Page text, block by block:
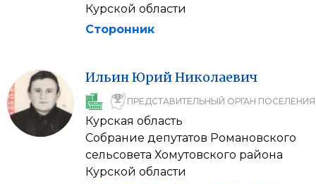
Курской области
Сторонник
ИльинЮрийНиколаевич
ПРЕДСТАВИТЕЛЬНЫЙ ОРГАН ПОСЕЛЕНИЯ
Курская область
Собрание депутатов Романовского
сельсовета Хомутовского района
Курской области